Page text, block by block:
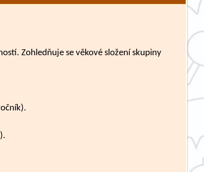
Zohledňuje se věkové složení skupiny